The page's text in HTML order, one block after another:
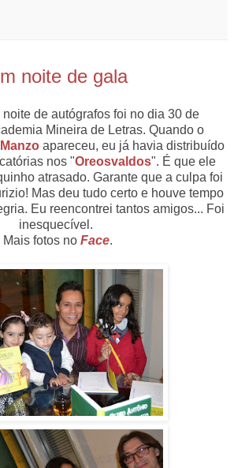
noite de gala
de autógrafos foi no dia 30 de
Mineira de Letras. Quando o
apareceu, eu já havia distribuído
nos "Oreosvaldos". É que ele
atrasado. Garante que a culpa foi
Mas deu tudo certo e houve tempo
Eu reencontrei tantos amigos... Foi
inesquecível.
Mais fotos no Face.